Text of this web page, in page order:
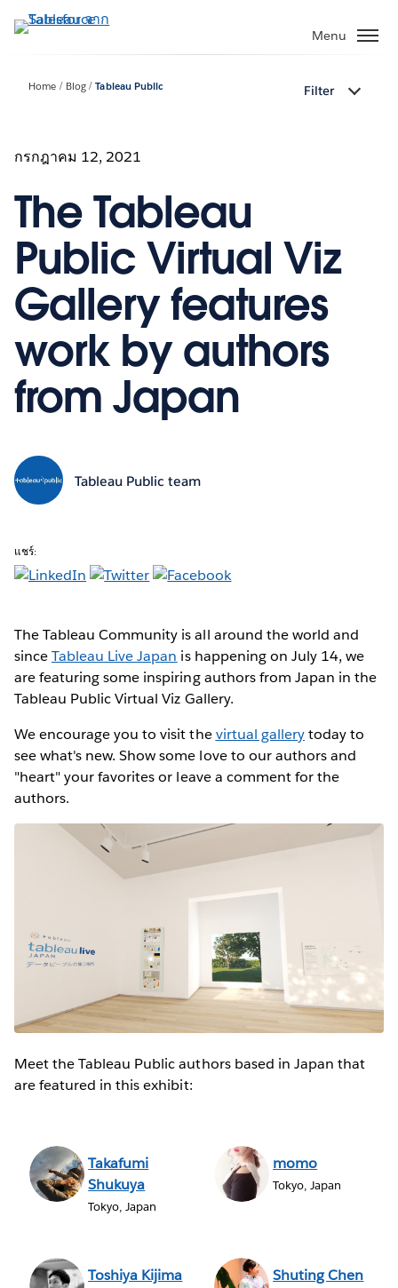
ไป
Menu
Home Blog Tableau Public Filter
กรกฎาคม 12, 2021
The Tableau
Public Virtual Viz
Gallery features
work by authors
from Japan
Tableau Public team
แชร์:
The Tableau Community is all around the world and
sinceTableau Live Japan is happening on July 14, we
are featuring some inspiring authors from Japan in the
Tableau Public Virtual Viz Gallery.
We encourage you to visit thevirtual gallerytoday to
see what's new. Show some love to our authors and
"heart" your favorites or leave a comment for the
authors.
Meet the Tableau Public authors based in Japan that
are featured in this exhibit:
Takafumi
Shukuya
Tokyo, Japan
momo
Tokyo, Japan
Toshiya Kijima Shuting Chen